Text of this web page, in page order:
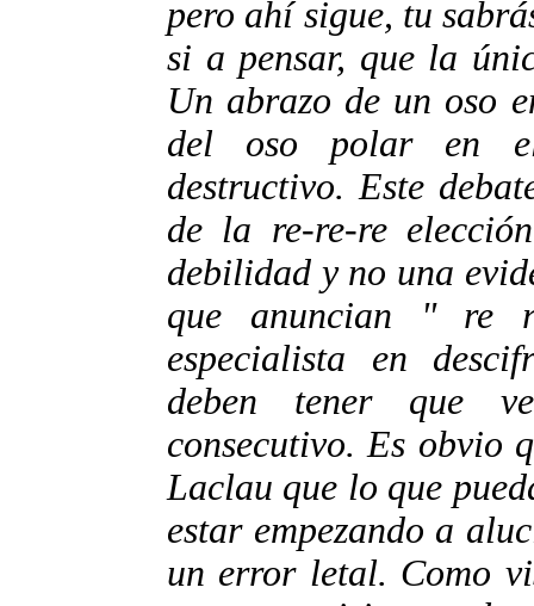
pero ahí sigue, tu
si a pensar, que la
Un abrazo de un oso
del oso polar en
destructivo. Este
de la re-re-re
debilidad y no una
que anuncian " re
especialista en
deben tener que
consecutivo. Es obvio
Laclau que lo que
estar empezando a
un error letal. Como